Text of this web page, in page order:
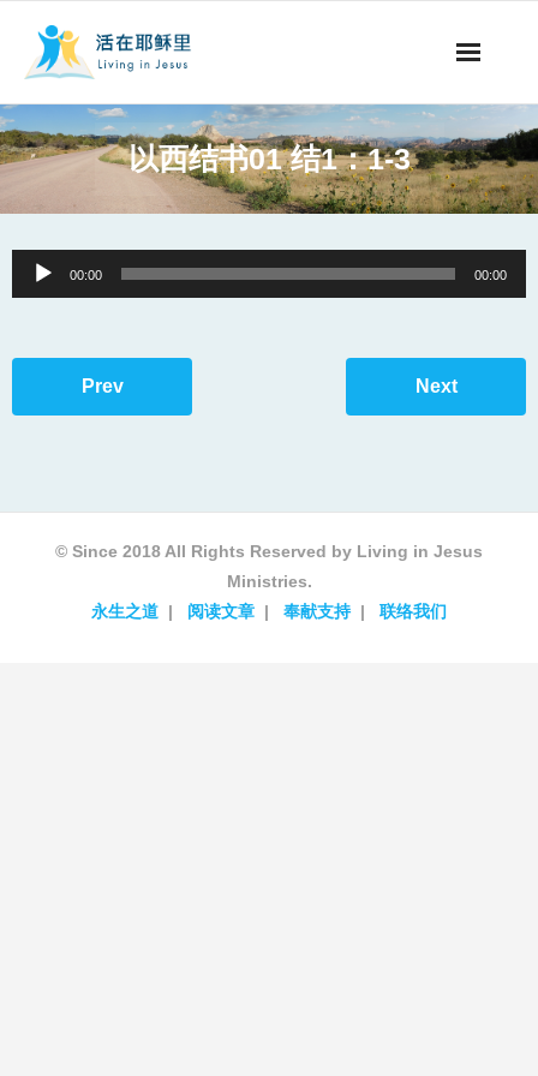
事工概要
阅读文章
以西结书01 结1：1-3
Audio
Player
00:00 00:00
Prev Next
© Since 2018 All Rights Reserved by Living in Jesus
Ministries.
永生之道
阅读文章 奉献支持 联络我们